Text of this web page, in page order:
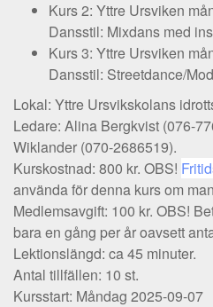
Kurs 2: Yttre Ursviken
Dansstil: Mixdans med
Kurs 3: Yttre Ursviken
Dansstil: Streetdance/
Lokal: Yttre Ursvikskolans
Ledare: Alina Bergkvist (076-
Wiklander (070-2686519).
Kurskostnad: 800 kr. OBS!
använda för denna kurs om
Medlemsavgift: 100 kr. OBS!
bara en gång per år oavsett
Lektionslängd: ca 45 minuter.
Antal tillfällen: 10 st.
Kursstart: Måndag 2025-09-07